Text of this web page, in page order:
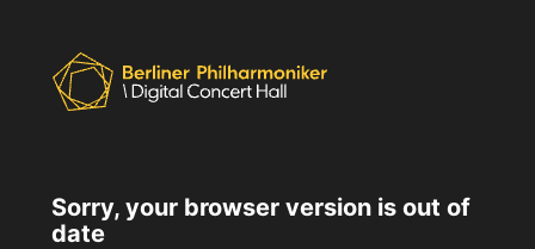
Sorry, your browser version is out of
date